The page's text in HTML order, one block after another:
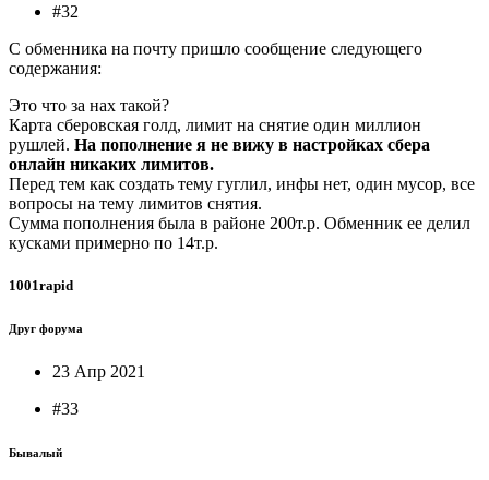
#32
С обменника на почту пришло сообщение следующего
содержания:
Это что за нах такой?
Карта сберовская голд, лимит на снятие один миллион
рушлей. На пополнение я не вижу в настройках сбера
онлайн никаких лимитов.
Перед тем как создать тему гуглил, инфы нет, один мусор, все
вопросы на тему лимитов снятия.
Сумма пополнения была в районе 200т.р. Обменник ее делил
кусками примерно по 14т.р.
1001rapid
Друг форума
23 Апр 2021
#33
Бывалый